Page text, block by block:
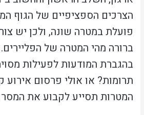
הצרכים הספציפיים של הגוף
פועלת במטרה שונה, ולכן יש
ברורה מהי המטרה של
בהגברת המודעות לפעילות
תרומות? או אולי פרסום אירוע
המטרות תסייע לקבוע את